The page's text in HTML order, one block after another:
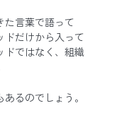
た言葉で語って
ドだけから入って
ドではなく、組織
るのでしょう。